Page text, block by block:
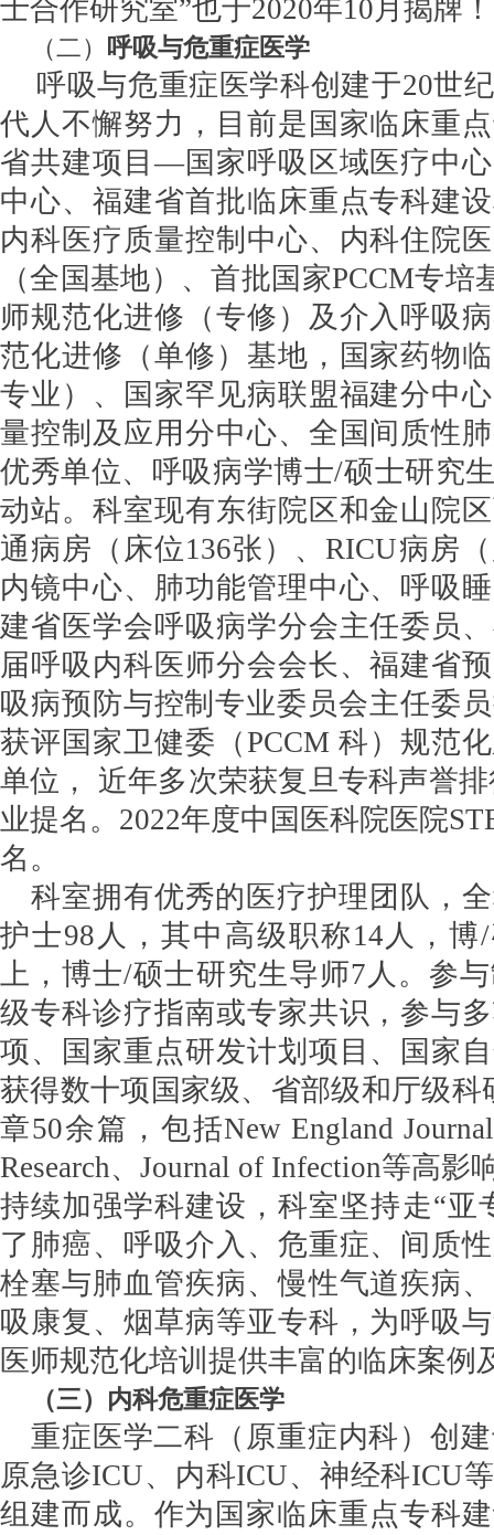
士合作研究室”也于2020年10月揭牌！
（二） 呼吸与危重症医学
呼吸与危重症医学科创建于20世
代人不懈努力，目前是国家临床重
省共建项目—国家呼吸区域医疗中
中心、福建省首批临床重点专科建
内科医疗质量控制中心、内科住院
（全国基地）、首批国家PCCM专培
师规范化进修（专修）及介入呼吸
范化进修（单修）基地，国家药物
专业）、国家罕见病联盟福建分中
量控制及应用分中心、全国间质性
优秀单位、呼吸病学博士/硕士研究
动站。科室现有东街院区和金山院
通病房（床位136张）、RICU病房
内镜中心、肺功能管理中心、呼吸
建省医学会呼吸病学分会主任委员
届呼吸内科医师分会会长、福建省
吸病预防与控制专业委员会主任委
获评国家卫健委（PCCM 科）规范
单位， 近年多次荣获复旦专科声誉
业提名。2022年度中国医科院医院
名。
科室拥有优秀的医疗护理团队，
护士98人，其中高级职称14人，博
上，博士/硕士研究生导师7人。参
级专科诊疗指南或专家共识，参与
项、国家重点研发计划项目、国家
获得数十项国家级、省部级和厅级科
章50余篇，包括New England
Research、Journal of Infection等高影
持续加强学科建设，科室坚持走“亚
了肺癌、呼吸介入、危重症、间质
栓塞与肺血管疾病、慢性气道疾病
吸康复、烟草病等亚专科，为呼吸
医师规范化培训提供丰富的临床案例
（三） 内科危重症医学
重症医学二科（原重症内科）创
原急诊ICU、内科ICU、神经科ICU
组建而成。作为国家临床重点专科